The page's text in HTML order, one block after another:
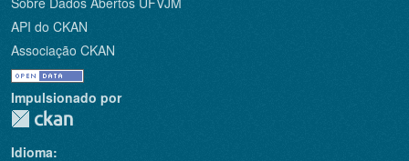
API do CKAN
Associação CKAN
Impulsionado por
Idioma